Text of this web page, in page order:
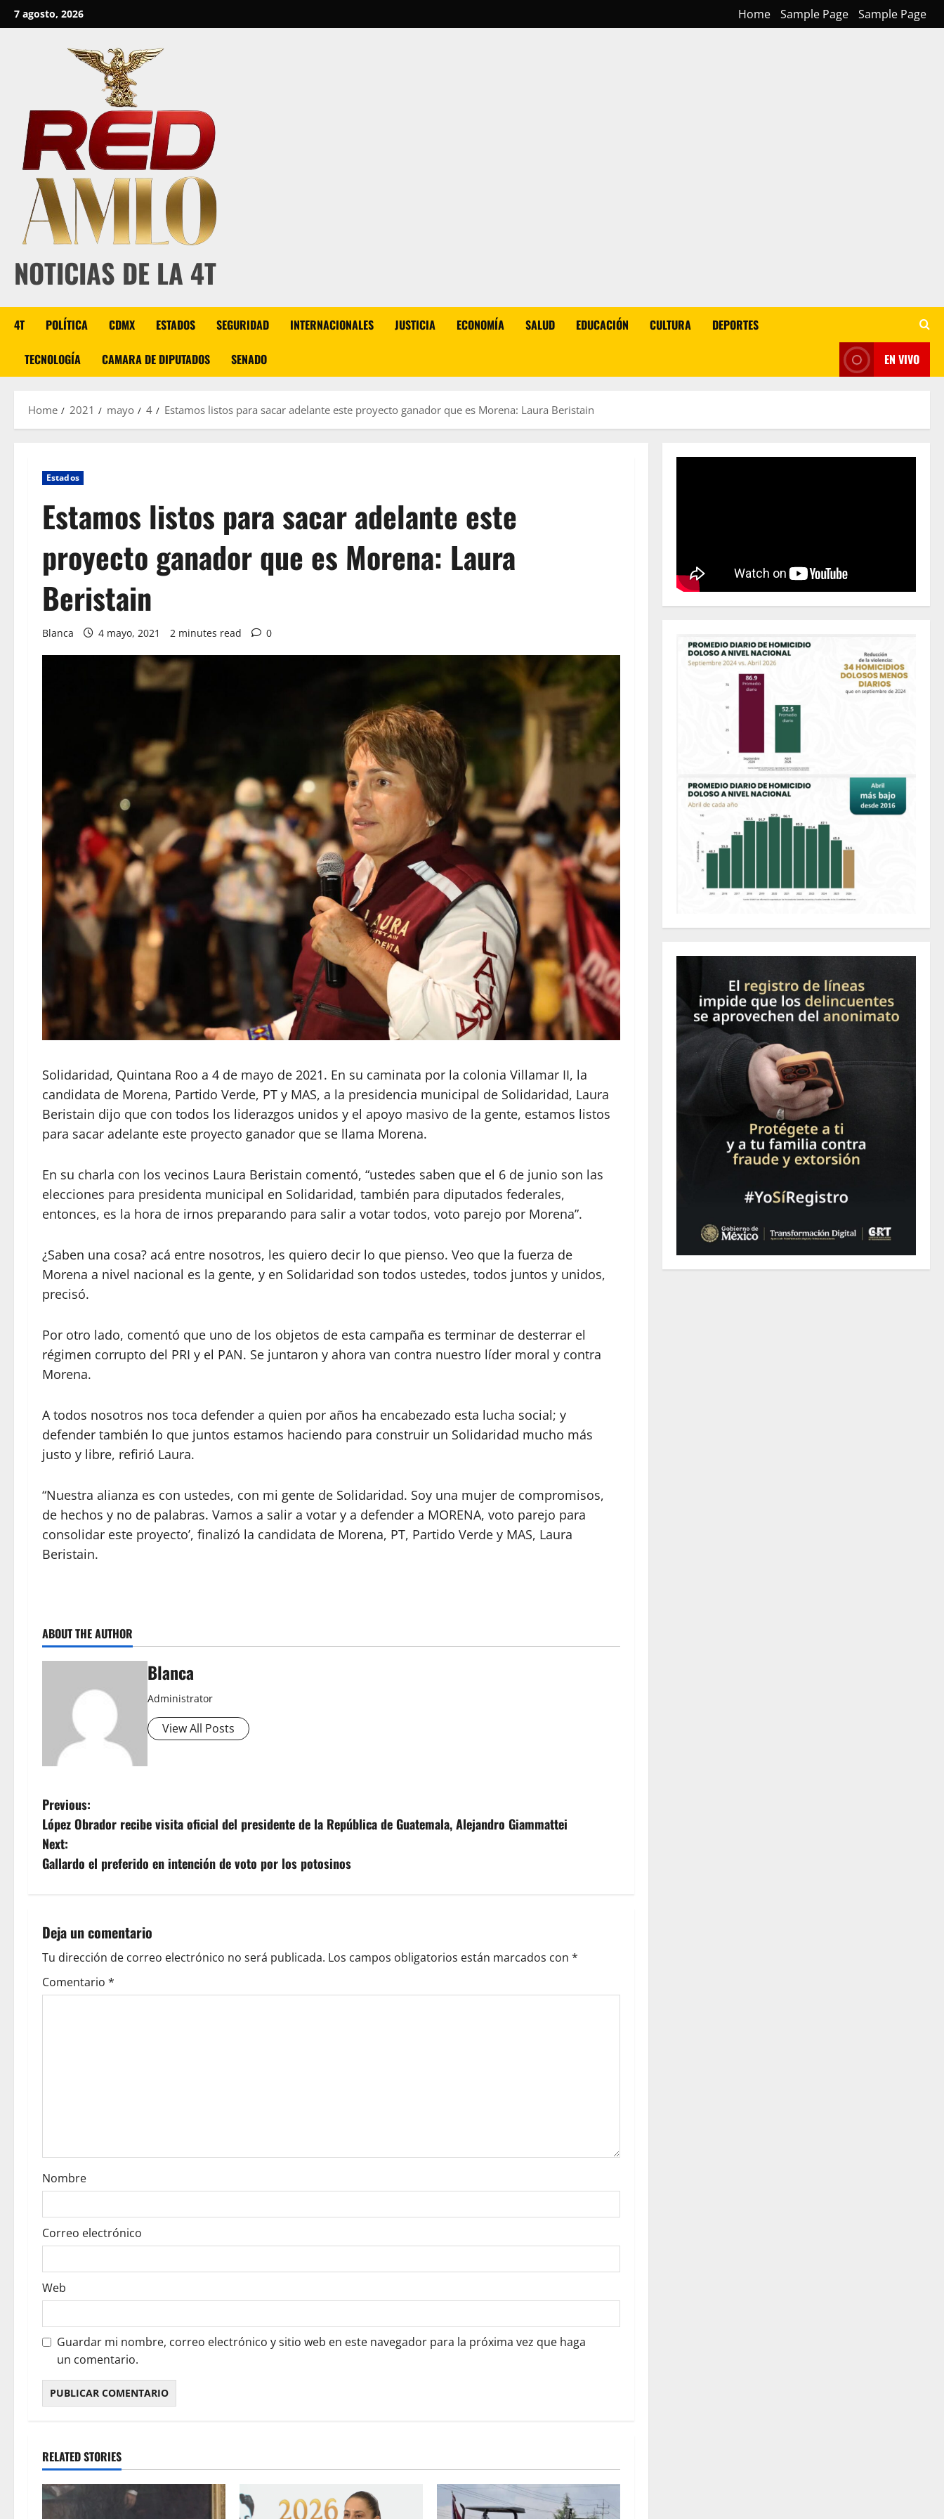
Skip
to
7 agosto, 2026 Home Sample Page Sample Page
NOTICIAS DE LA 4T
4T POLÍTICA CDMX ESTADOS SEGURIDAD INTERNACIONALES JUSTICIA ECONOMÍA SALUD EDUCACIÓN CULTURA DEPORTES
TECNOLOGÍA CAMARA DE DIPUTADOS SENADO EN VIVO
Home 2021 mayo 4 Estamos listos para sacar adelante este proyecto ganador que es Morena: Laura Beristain
Estados
Estamos listos para sacar adelante este
proyecto ganador que es Morena: Laura
Beristain
Blanca 4 mayo, 2021 2 minutes read 0
Solidaridad, Quintana Roo a 4 de mayo de 2021. En su caminata por la colonia Villamar II, la
candidata de Morena, Partido Verde, PT y MAS, a la presidencia municipal de Solidaridad, Laura
Beristain dijo que con todos los liderazgos unidos y el apoyo masivo de la gente, estamos listos
para sacar adelante este proyecto ganador que se llama Morena.
En su charla con los vecinos Laura Beristain comentó, “ustedes saben que el 6 de junio son las
elecciones para presidenta municipal en Solidaridad, también para diputados federales,
entonces, es la hora de irnos preparando para salir a votar todos, voto parejo por Morena”.
¿Saben una cosa? acá entre nosotros, les quiero decir lo que pienso. Veo que la fuerza de
Morena a nivel nacional es la gente, y en Solidaridad son todos ustedes, todos juntos y unidos,
precisó.
Por otro lado, comentó que uno de los objetos de esta campaña es terminar de desterrar el
régimen corrupto del PRI y el PAN. Se juntaron y ahora van contra nuestro líder moral y contra
Morena.
A todos nosotros nos toca defender a quien por años ha encabezado esta lucha social; y
defender también lo que juntos estamos haciendo para construir un Solidaridad mucho más
justo y libre, refirió Laura.
“Nuestra alianza es con ustedes, con mi gente de Solidaridad. Soy una mujer de compromisos,
de hechos y no de palabras. Vamos a salir a votar y a defender a MORENA, voto parejo para
consolidar este proyecto’, finalizó la candidata de Morena, PT, Partido Verde y MAS, Laura
Beristain.
ABOUT THE AUTHOR
Blanca
Administrator
View All Posts
P
o
s
n
a
v
o
n
Previous:
López Obrador recibe visita oficial del presidente de la República de Guatemala, Alejandro Giammattei
Next:
Gallardo el preferido en intención de voto por los potosinos
Deja un comentario
Tu dirección de correo electrónico no será publicada. Los campos obligatorios están marcados con *
Comentario *
Nombre
Correo electrónico
Web
Guardar mi nombre, correo electrónico y sitio web en este navegador para la próxima vez que haga
un comentario.
RELATED STORIES